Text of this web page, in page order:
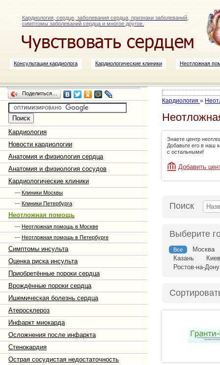
Кардиология, сердце, заболевания сердца, признаки заболеваний,
симптомы заболеваний сердца и многое другое.
Консультации кардиолога Кардиологические клиники Неотложная
Поделиться…
Кардиология
Новости кардиологии
Анатомия и физиология сердца
Анатомия и физиология сосудов
Кардиологические клиники
— Клиники Москвы
— Клиники Петербурга
Неотложная помощь
— Неотложная помощь в Москве
— Неотложная помощь в Петербурге
Симптомы инсульта
Оценка риска инсульта
Приобретённые пороки сердца
Врождённые пороки сердца
Ишемическая болезнь сердца
Атеросклероз
Инфаркт миокарда
Осложнения после инфаркта
Стенокардия
Острая сосудистая недостаточность
Кардиология »
Знаете центр
Добавьте его в наш
с остальными!
Добавить
Поиск
Выберите
Все
Москва
Казань
Ростов-на-Дону